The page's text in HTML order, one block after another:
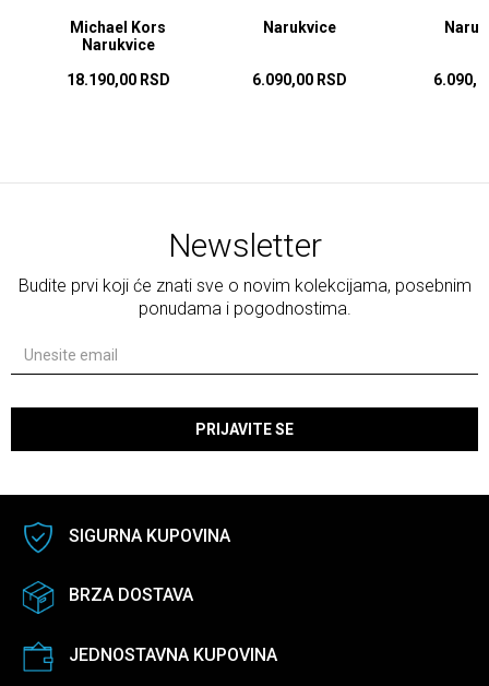
Michael Kors
Narukvice
18.190,00 RSD
Narukvice
6.090,00 RSD
Newsletter
Budite prvi koji će znati sve o novim kolekcijama, posebnim
ponudama i pogodnostima.
PRIJAVITE SE
SIGURNA KUPOVINA
BRZA DOSTAVA
JEDNOSTAVNA KUPOVINA